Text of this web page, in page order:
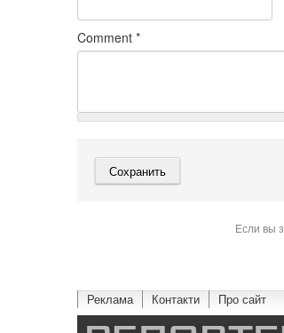
Comment *
Если вы
Реклама Контакти Про сайт